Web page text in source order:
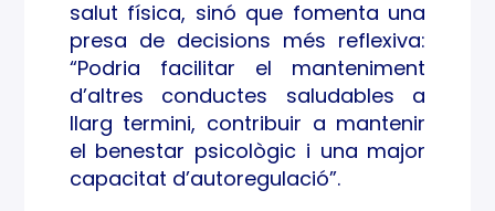
salut física, sinó que fomenta una
presa de decisions més reflexiva:
“Podria facilitar el manteniment
d’altres conductes saludables a
llarg termini, contribuir a mantenir
el benestar psicològic i una major
capacitat d’autoregulació”.